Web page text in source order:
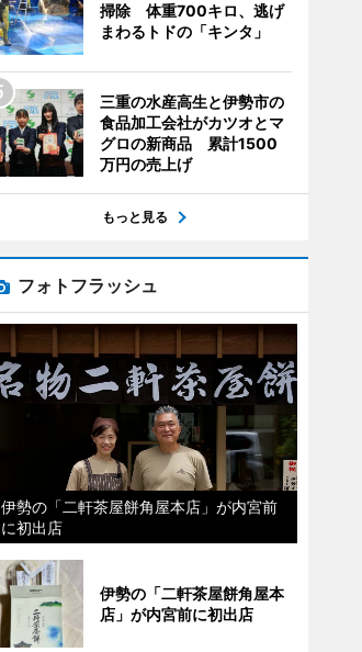
掃除 体重700キロ、逃げ
まわるトドの「キンタ」
三重の水産高生と伊勢市の
食品加工会社がカツオとマ
グロの新商品 累計1500
万円の売上げ
もっと見る
フォトフラッシュ
伊勢の「二軒茶屋餅角屋本店」が内宮前
に初出店
伊勢の「二軒茶屋餅角屋本
店」が内宮前に初出店